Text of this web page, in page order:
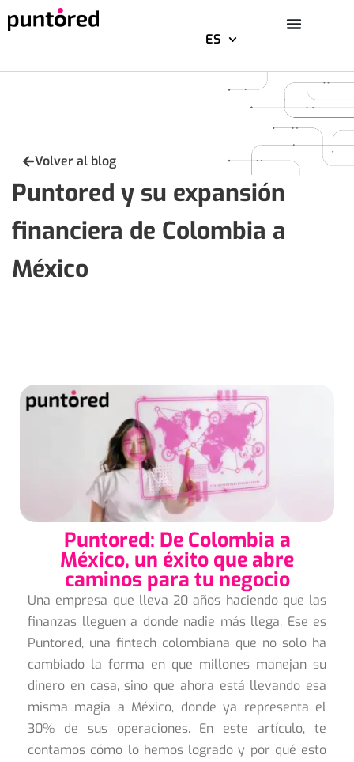
contenido
ES
Volver al blog
Puntored y su expansión
financiera de Colombia a
México
Puntored: De Colombia a
México, un éxito que abre
caminos para tu negocio
Una empresa que lleva 20 años haciendo que las
finanzas lleguen a donde nadie más llega. Ese es
Puntored, una fintech colombiana que no solo ha
cambiado la forma en que millones manejan su
dinero en casa, sino que ahora está llevando esa
misma magia a México, donde ya representa el
30% de sus operaciones. En este artículo, te
contamos cómo lo hemos logrado y por qué esto